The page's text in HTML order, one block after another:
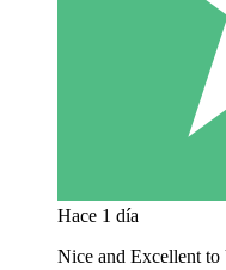
Hace 1 día
Nice and Excellent